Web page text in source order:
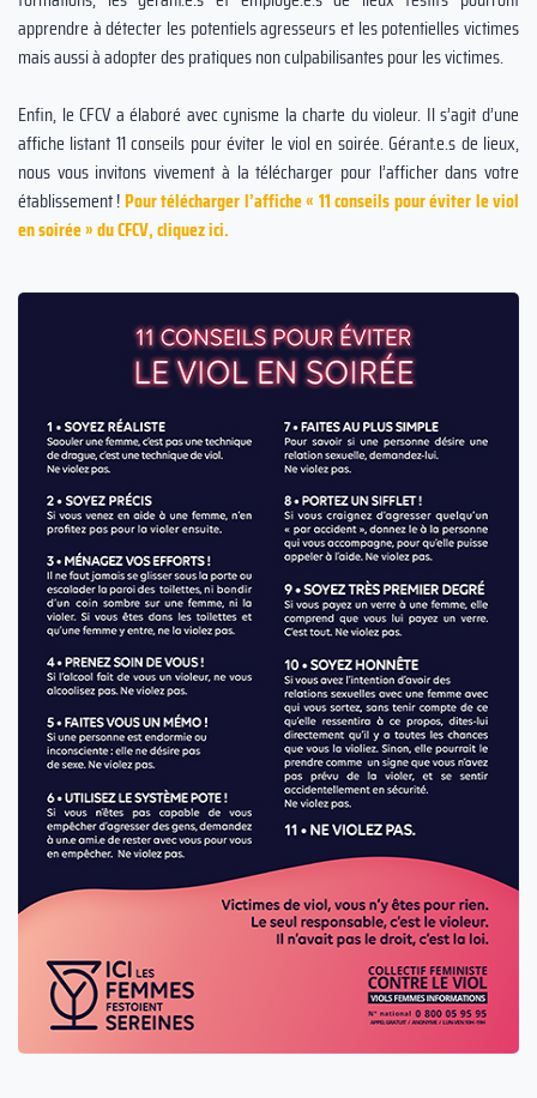
apprendre à détecter les potentiels agresseurs et les potentielles victimes
mais aussi à adopter des pratiques non culpabilisantes pour les victimes.
Enfin, le CFCV a élaboré avec cynisme la charte du violeur. Il s’agit d’une
affiche listant 11 conseils pour éviter le viol en soirée. Gérant.e.s de lieux,
nous vous invitons vivement à la télécharger pour l’afficher dans votre
établissement !Pour télécharger l’affiche « 11 conseils pour éviter le viol
en soirée » du CFCV, cliquez ici.